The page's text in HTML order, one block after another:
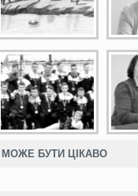
МОЖЕ БУТИ ЦІКАВО